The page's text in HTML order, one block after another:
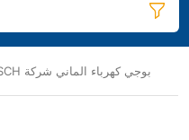
76 BOSCH بوجي كهرباء الماني شركة